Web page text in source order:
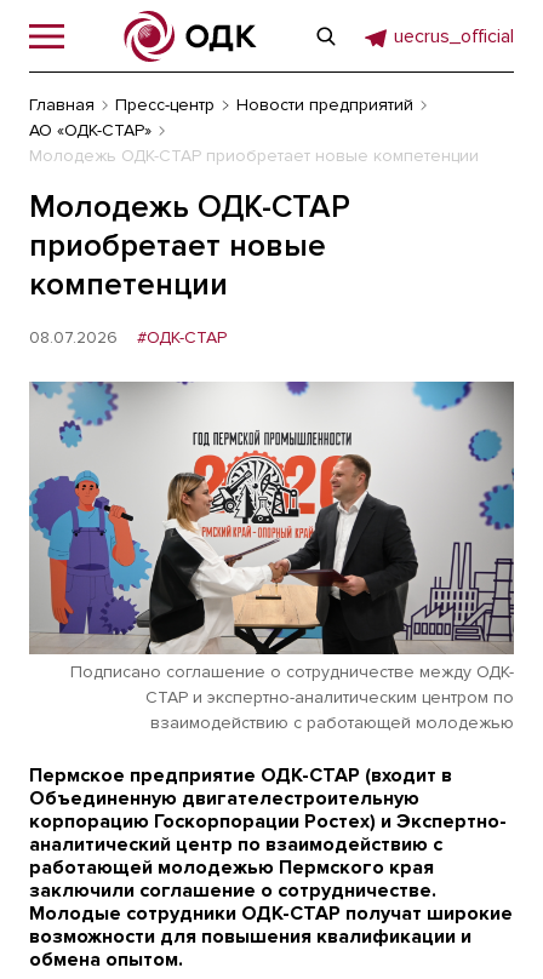
uecrus_official
Главная Пресс-центр
Новости предприятий
АО «ОДК-СТАР»
Молодежь ОДК-СТАР приобретает новые компетенции
Молодежь ОДК-СТАР
приобретает новые
компетенции
08.07.2026 #ОДК-СТАР
Подписано соглашение о сотрудничестве между ОДК-
СТАР и экспертно-аналитическим центром по
взаимодействию с работающей молодежью
Пермское предприятие ОДК-СТАР (входит в
Объединенную двигателестроительную
корпорацию Госкорпорации Ростех) и Экспертно-
аналитический центр по взаимодействию с
работающей молодежью Пермского края
заключили соглашение о сотрудничестве.
Молодые сотрудники ОДК-СТАР получат широкие
возможности для повышения квалификации и
обмена опытом.